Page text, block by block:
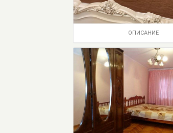
ОПИСАНИЕ